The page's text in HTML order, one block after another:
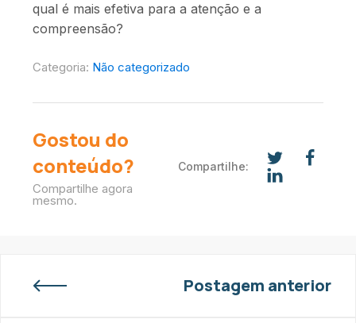
qual é mais efetiva para a atenção e a
compreensão?
Categoria: Não categorizado
Gostou do
conteúdo?
Compartilhe agora
mesmo.
Compartilhe:
Postagem anterior